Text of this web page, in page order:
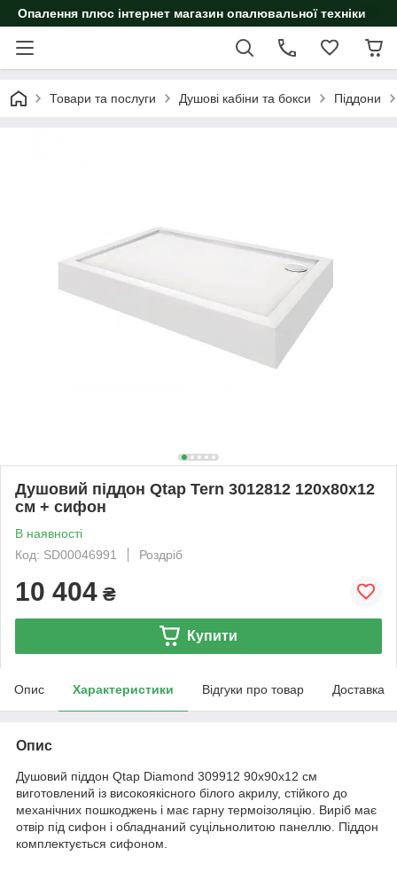
Опалення плюс інтернет магазин опалювальної техніки
Товари та послуги Душові кабіни та бокси Піддони
Душовий піддон Qtap Tern 3012812 120x80x12
см + сифон
В наявності
Код: SD00046991
Роздріб
10 404 ₴
Купити
Опис Характеристики Відгуки про товар Доставка
Опис
Душовий піддон Qtap Diamond 309912 90x90x12 см
виготовлений із високоякісного білого акрилу, стійкого до
механічних пошкоджень і має гарну термоізоляцію. Виріб має
отвір під сифон і обладнаний суцільнолитою панеллю. Піддон
комплектується сифоном.